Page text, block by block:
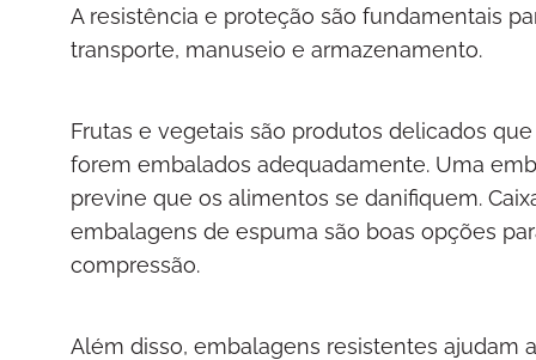
A resistência e proteção são fundamentais
transporte, manuseio e armazenamento.
Frutas e vegetais são produtos delicados
forem embalados adequadamente. Uma
previne que os alimentos se danifiquem.
embalagens de espuma são boas opções
compressão.
Além disso, embalagens resistentes